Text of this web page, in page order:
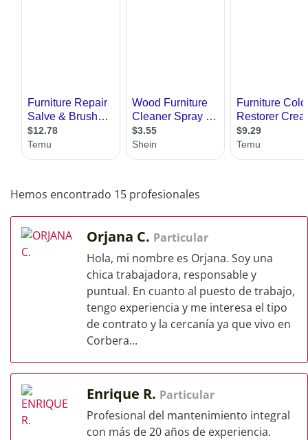
Hemos encontrado 15 profesionales
Orjana C. Particular
Hola, mi nombre es Orjana. Soy una
chica trabajadora, responsable y
puntual. En cuanto al puesto de trabajo,
tengo experiencia y me interesa el tipo
de contrato y la cercanía ya que vivo en
Corbera...
Enrique R. Particular
Profesional del mantenimiento integral
con más de 20 años de experiencia.